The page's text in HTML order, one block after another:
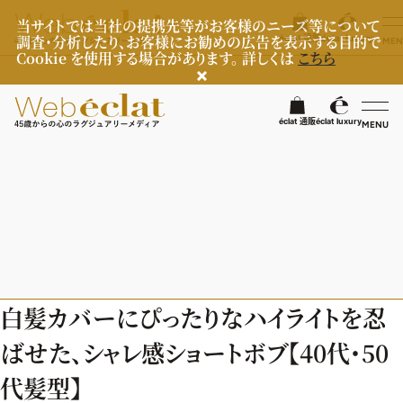
当サイトでは当社の提携先等がお客様のニーズ等について
調査・分析したり、お客様にお勧めの広告を表示する目的で
Cookie を使用する場合があります。 詳しくはこちら
éclat 通販éclat luxuryMENU検
8月の毎日コーデ
50代なに着てる？
ファッション特集
ヘアスタイル・ヘアケア
エイジングケア
メイク
ヘルスケア
ヘルスケアTOPICS
更年期
ライフスタイル
éclat 通販éclat luxury
白髪カバーにぴったりなハイライトを忍
ばせた、シャレ感ショートボブ【40代・50
代髪型】